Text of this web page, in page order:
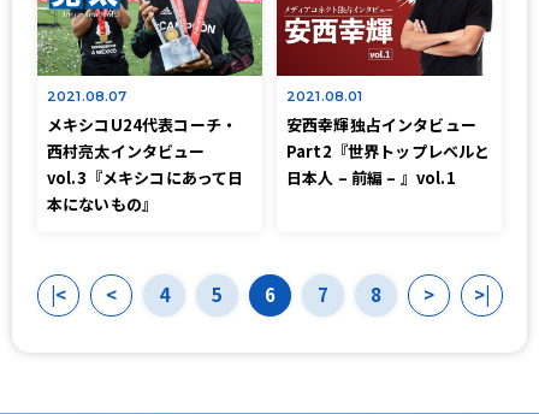
2021.08.07
メキシコU24代表コーチ・
西村亮太インタビュー
vol.3『メキシコにあって日
本にないもの』
2021.08.01
安西幸輝独占インタビュー
Part2『世界トップレベルと
日本人 – 前編 – 』vol.1
|< < 4 5 6 7 8 > >|